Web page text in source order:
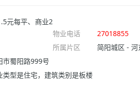
元每平、商业2
物业电话
27018855
所属片区
简阳城区 - 河
市蜀阳路999号
类型是住宅，建筑类别是板楼